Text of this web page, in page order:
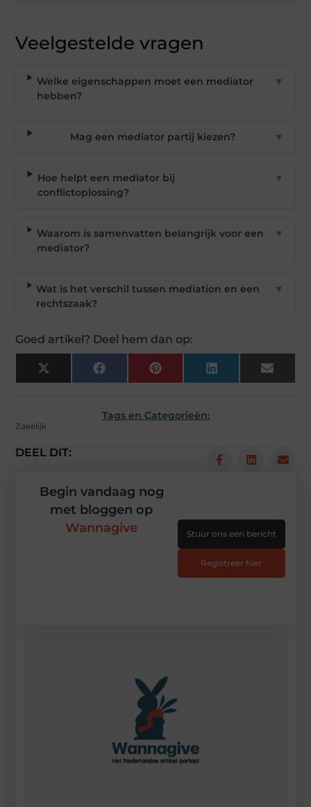
Veelgestelde vragen
Welke eigenschappen moet een mediator
hebben?
▼
Mag een mediator partij kiezen? ▼
Hoe helpt een mediator bij
conflictoplossing?
▼
Waarom is samenvatten belangrijk voor een
mediator?
▼
Wat is het verschil tussen mediation en een
rechtszaak?
▼
Goed artikel? Deel hem dan op:
X
(Twitter)
Facebook Pinterest LinkedIn Email
Tags en Categorieën:
Zakelijk
DEEL DIT:
Begin vandaag nog
met bloggen op
Wannagive
Stuur ons een bericht
Registreer hier